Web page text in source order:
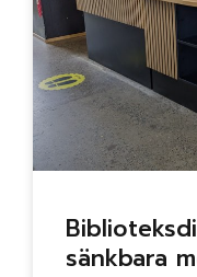
sänkbara